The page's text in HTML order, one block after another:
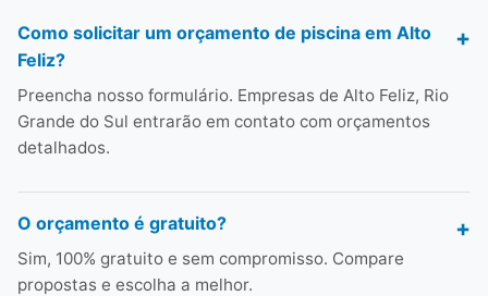
Como solicitar um orçamento de piscina em Alto
Feliz?
Preencha nosso formulário. Empresas de Alto Feliz, Rio
Grande do Sul entrarão em contato com orçamentos
detalhados.
O orçamento é gratuito?
Sim, 100% gratuito e sem compromisso. Compare
propostas e escolha a melhor.